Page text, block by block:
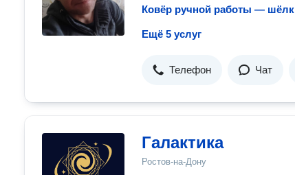
Ковёр ручной работы — шёлк
Ещё 5 услуг
Телефон Чат
Галактика
Ростов-на-Дону